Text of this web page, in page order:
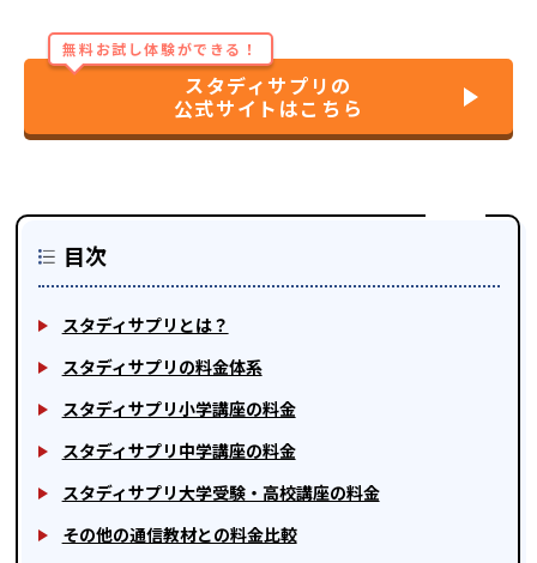
無料お試し体験ができる！
スタディサプリの
公式サイトはこちら
目次
スタディサプリとは？
スタディサプリの料金体系
スタディサプリ小学講座の料金
スタディサプリ中学講座の料金
スタディサプリ大学受験・高校講座の料金
その他の通信教材との料金比較